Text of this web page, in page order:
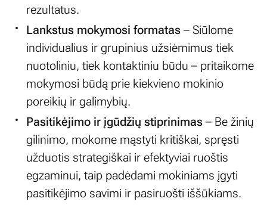
rezultatus.
Lankstus mokymosi formatas – Siūlome
individualius ir grupinius užsiėmimus tiek
nuotoliniu, tiek kontaktiniu būdu – pritaikome
mokymosi būdą prie kiekvieno mokinio
poreikių ir galimybių.
Pasitikėjimo ir įgūdžių stiprinimas – Be žinių
gilinimo, mokome mąstyti kritiškai, spręsti
užduotis strategiškai ir efektyviai ruoštis
egzaminui, taip padėdami mokiniams įgyti
pasitikėjimo savimi ir pasiruošti iššūkiams.